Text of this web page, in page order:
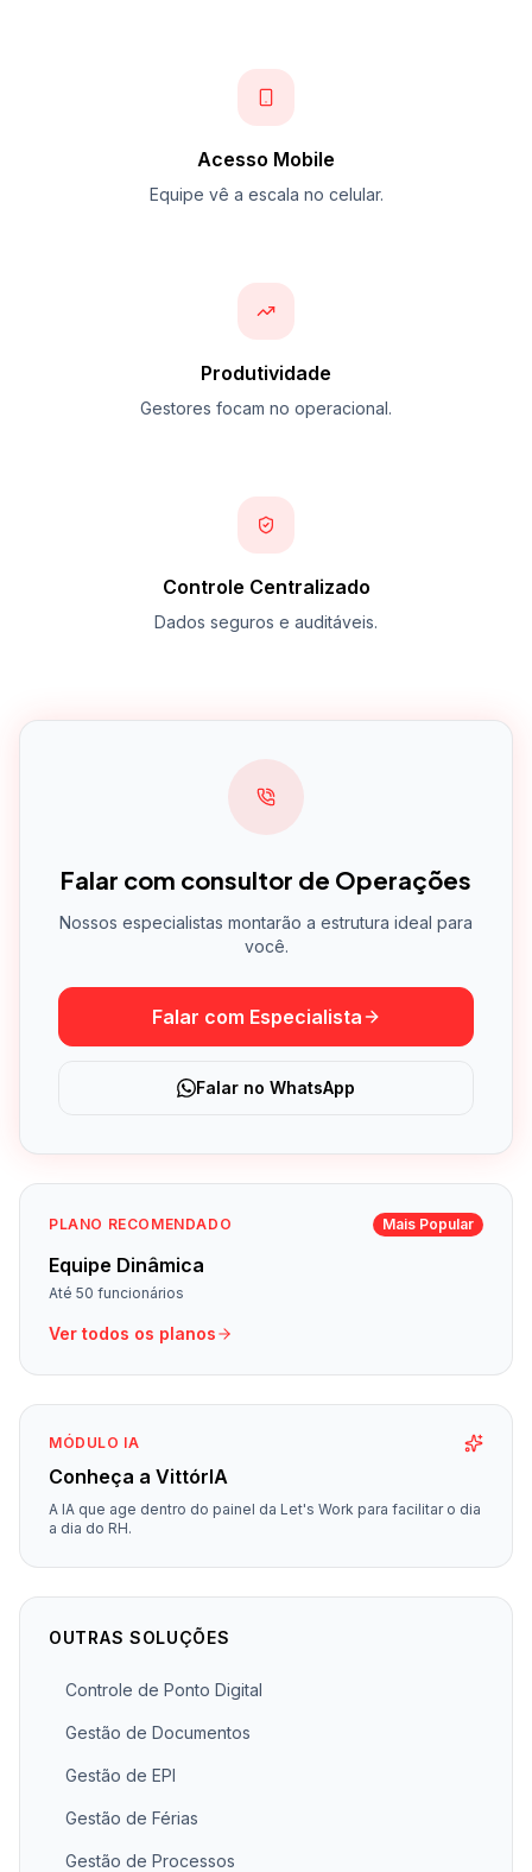
Acesso Mobile
Equipe vê a escala no celular.
Produtividade
Gestores focam no operacional.
Controle Centralizado
Dados seguros e auditáveis.
Falar com consultor de Operações
Nossos especialistas montarão a estrutura ideal para
você.
Falar com Especialista
Falar no WhatsApp
PLANO RECOMENDADO Mais Popular
Equipe Dinâmica
Até 50 funcionários
Ver todos os planos
MÓDULO IA
Conheça a VittórIA
A IA que age dentro do painel da Let's Work para facilitar o dia
a dia do RH.
OUTRAS SOLUÇÕES
Controle de Ponto Digital
Gestão de Documentos
Gestão de EPI
Gestão de Férias
Gestão de Processos